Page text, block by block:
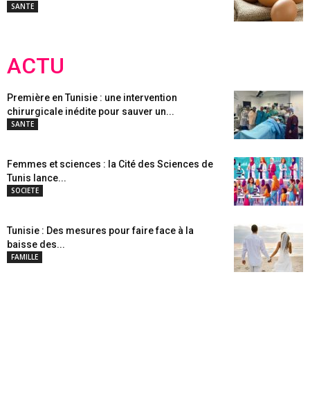
SANTE
ACTU
Première en Tunisie : une intervention
chirurgicale inédite pour sauver un...
SANTE
Femmes et sciences : la Cité des Sciences de
Tunis lance...
SOCIETE
Tunisie : Des mesures pour faire face à la
baisse des...
FAMILLE